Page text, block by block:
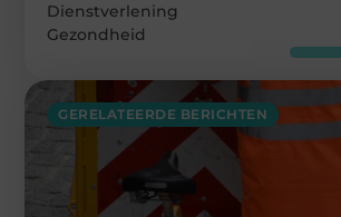
GERELATEERDE BERICHTEN
Dienstverlening
Gezondheid